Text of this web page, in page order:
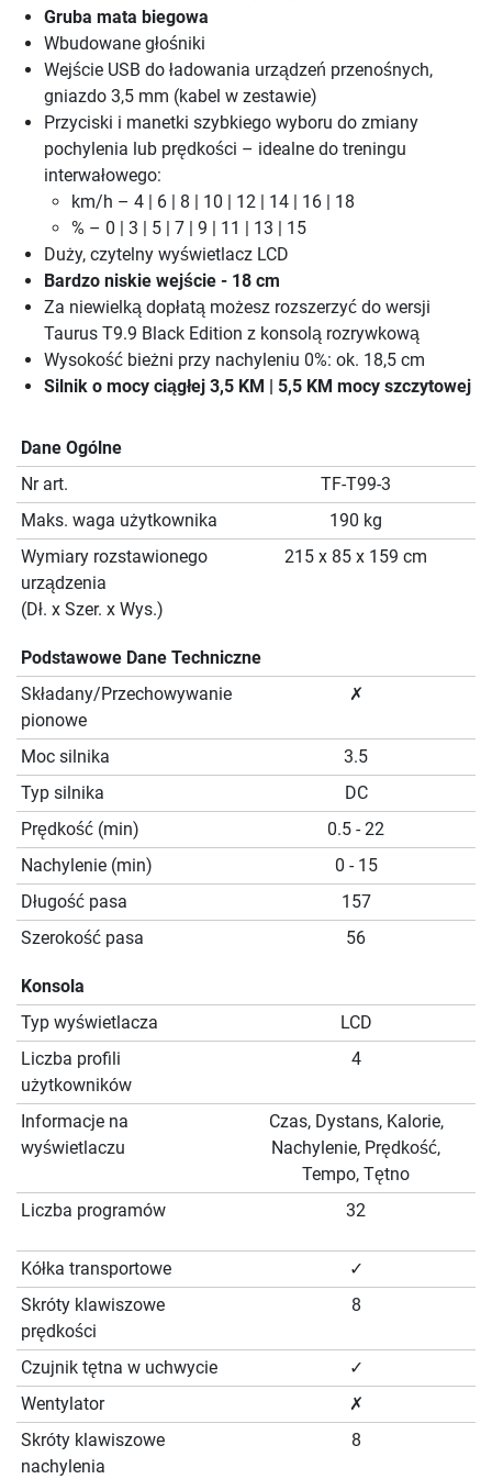
Gruba mata biegowa
Wbudowane głośniki
Wejście USB do ładowania urządzeń przenośnych,
gniazdo 3,5 mm (kabel w zestawie)
Przyciski i manetki szybkiego wyboru do zmiany
pochylenia lub prędkości – idealne do treningu
interwałowego:
km/h – 4 | 6 | 8 | 10 | 12 | 14 | 16 | 18
% – 0 | 3 | 5 | 7 | 9 | 11 | 13 | 15
Duży, czytelny wyświetlacz LCD
Bardzo niskie wejście - 18 cm
Za niewielką dopłatą możesz rozszerzyć do wersji
Taurus T9.9 Black Edition z konsolą rozrywkową
Wysokość bieżni przy nachyleniu 0%: ok. 18,5 cm
Silnik o mocy ciągłej 3,5 KM | 5,5 KM mocy szczytowej
Dane Ogólne
Nr art.
TF-T99-3
Maks. waga użytkownika
190 kg
Wymiary rozstawionego
urządzenia
(Dł. x Szer. x Wys.)
215 x 85 x 159 cm
Podstawowe Dane Techniczne
Składany/Przechowywanie
pionowe
✗
Moc silnika
3.5
Typ silnika
DC
Prędkość (min)
0.5 - 22
Nachylenie (min)
0 - 15
Długość pasa
157
Szerokość pasa
56
Konsola
Typ wyświetlacza
LCD
Liczba profili
użytkowników
4
Informacje na
wyświetlaczu
Czas, Dystans, Kalorie,
Nachylenie, Prędkość,
Tempo, Tętno
Liczba programów
32
Kółka transportowe
✓
Skróty klawiszowe
prędkości
8
Czujnik tętna w uchwycie
✓
Wentylator
✗
Skróty klawiszowe
nachylenia
8